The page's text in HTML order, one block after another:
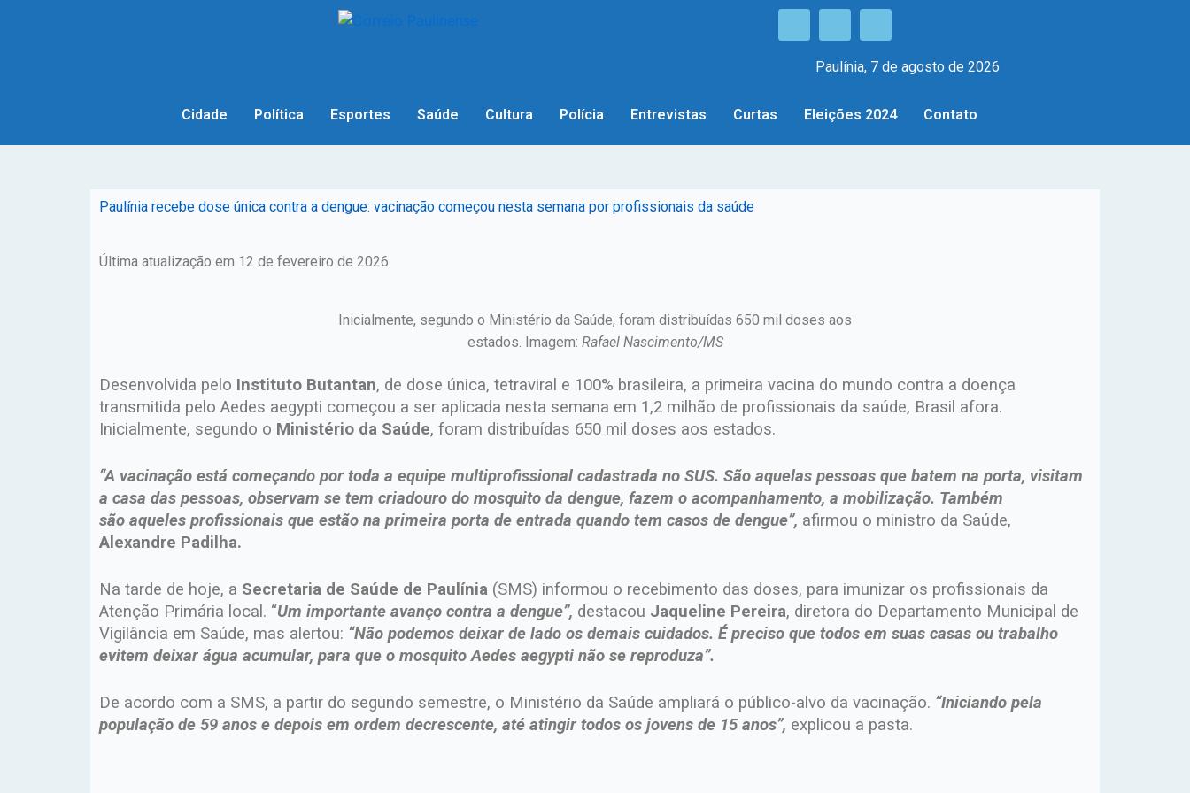
Paulínia, 7 de agosto de 2026
Cidade Política Esportes Saúde Cultura Polícia Entrevistas Curtas Eleições 2024 Contato
Paulínia recebe dose única contra a dengue: vacinação começou nesta semana por profissionais da saúde
Última atualização em 12 de fevereiro de 2026
Inicialmente, segundo o Ministério da Saúde, foram distribuídas 650 mil doses aos
estados. Imagem: Rafael Nascimento/MS
Desenvolvida pelo Instituto Butantan, de dose única, tetraviral e 100% brasileira, a primeira vacina do mundo contra a doença
transmitida pelo Aedes aegypti começou a ser aplicada nesta semana em 1,2 milhão de profissionais da saúde, Brasil afora.
Inicialmente, segundo o Ministério da Saúde, foram distribuídas 650 mil doses aos estados.
“A vacinação está começando por toda a equipe multiprofissional cadastrada no SUS. São aquelas pessoas que batem na porta, visitam
a casa das pessoas, observam se tem criadouro do mosquito da dengue, fazem o acompanhamento, a mobilização. Também
são aqueles profissionais que estão na primeira porta de entrada quando tem casos de dengue”, afirmou o ministro da Saúde,
Alexandre Padilha.
Na tarde de hoje, a Secretaria de Saúde de Paulínia (SMS) informou o recebimento das doses, para imunizar os profissionais da
Atenção Primária local. “Um importante avanço contra a dengue”, destacou Jaqueline Pereira, diretora do Departamento Municipal de
Vigilância em Saúde, mas alertou: “Não podemos deixar de lado os demais cuidados. É preciso que todos em suas casas ou trabalho
evitem deixar água acumular, para que o mosquito Aedes aegypti não se reproduza”.
De acordo com a SMS, a partir do segundo semestre, o Ministério da Saúde ampliará o público-alvo da vacinação. “Iniciando pela
população de 59 anos e depois em ordem decrescente, até atingir todos os jovens de 15 anos”, explicou a pasta.